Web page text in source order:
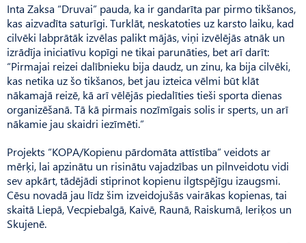
Inta Zaksa “Druvai” pauda, ka ir gandarīta par pirmo tikšanos,
kas aizvadīta saturīgi. Turklāt, neskatoties uz karsto laiku, kad
cilvēki labprātāk izvēlas palikt mājās, viņi izvēlējās atnāk un
izrādīja iniciatīvu kopīgi ne tikai parunāties, bet arī darīt:
“Pirmajai reizei dalībnieku bija daudz, un zinu, ka bija cilvēki,
kas netika uz šo tikšanos, bet jau izteica vēlmi būt klāt
nākamajā reizē, kā arī vēlējās piedalīties tieši sporta dienas
organizēšanā. Tā kā pirmais nozīmīgais solis ir sperts, un arī
nākamie jau skaidri iezīmēti.”
Projekts “KOPA/Kopienu pārdomāta attīstība” veidots ar
mērķi, lai apzinātu un risinātu vajadzības un pilnveidotu vidi
sev apkārt, tādējādi stiprinot kopienu ilgtspējīgu izaugsmi.
Cēsu novadā jau līdz šim izveidojušās vairākas kopienas, tai
skaitā Liepā, Vecpiebalgā, Kaivē, Raunā, Raiskumā, Ieriķos un
Skujenē.